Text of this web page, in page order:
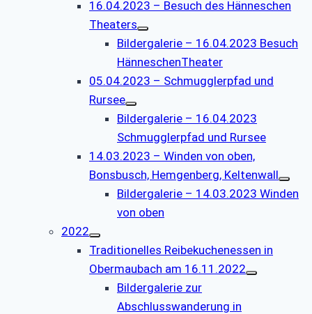
16.04.2023 – Besuch des Hänneschen
Theaters
Bildergalerie – 16.04.2023 Besuch
HänneschenTheater
05.04.2023 – Schmugglerpfad und
Rursee
Bildergalerie – 16.04.2023
Schmugglerpfad und Rursee
14.03.2023 – Winden von oben,
Bonsbusch, Hemgenberg, Keltenwall
Bildergalerie – 14.03.2023 Winden
von oben
2022
Traditionelles Reibekuchenessen in
Obermaubach am 16.11.2022
Bildergalerie zur
Abschlusswanderung in